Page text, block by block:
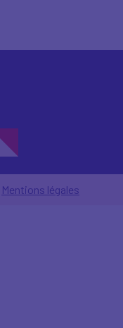
Mentions légales